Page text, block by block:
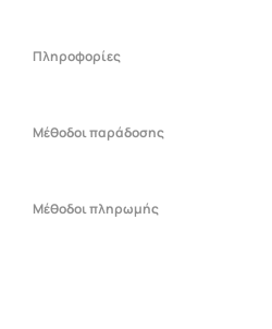
Πληροφορίες
Μέθοδοι παράδοσης
Μέθοδοι πληρωμής